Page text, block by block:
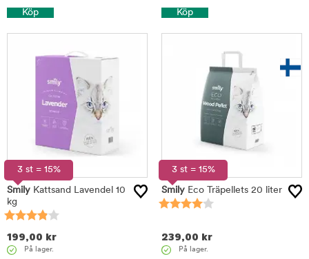
Köp Köp
3 st = 15%
Smily Kattsand Lavendel 10
kg
199,00 kr
På lager.
3 st = 15%
Smily Eco Träpellets 20 liter
239,00 kr
På lager.